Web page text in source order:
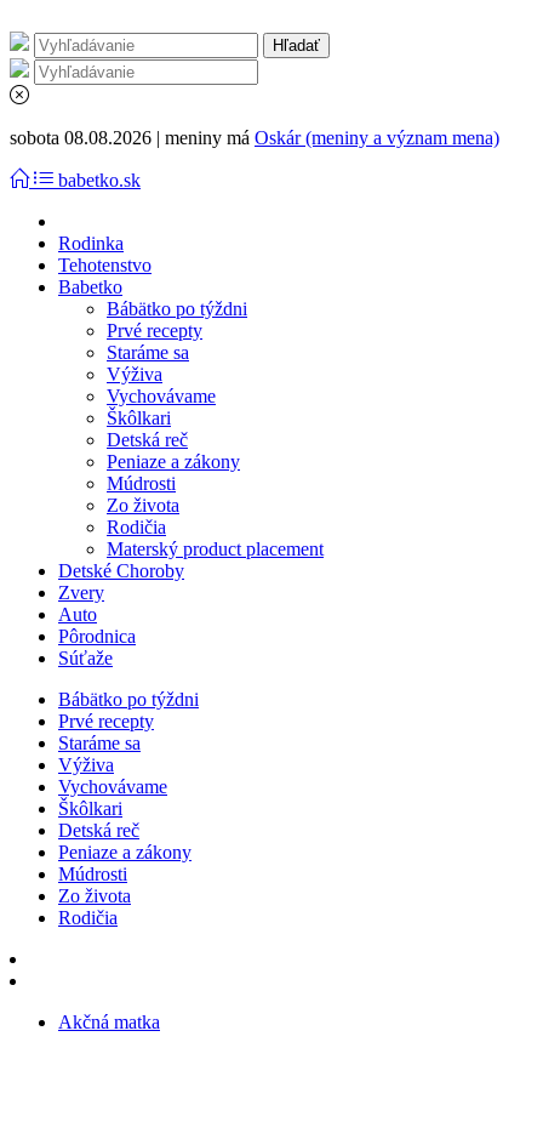
sobota 08.08.2026 | meniny má Oskár (meniny a význam mena)
babetko.sk
Rodinka
Tehotenstvo
Babetko
Bábätko po týždni
Prvé recepty
Staráme sa
Výživa
Vychovávame
Škôlkari
Detská reč
Peniaze a zákony
Múdrosti
Zo života
Rodičia
Materský product placement
Detské Choroby
Zvery
Auto
Pôrodnica
Súťaže
Bábätko po týždni
Prvé recepty
Staráme sa
Výživa
Vychovávame
Škôlkari
Detská reč
Peniaze a zákony
Múdrosti
Zo života
Rodičia
Akčná matka